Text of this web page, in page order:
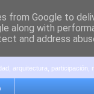
arquitectura, participación,
from Google to
along with
and address